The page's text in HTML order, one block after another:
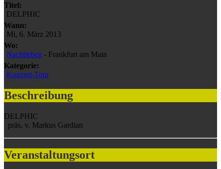
Titel:
DELPHIC
Wann:
Mi, 6. März 2013
Wo:
Nachtleben - Frankfurt am Main
Kategorie:
Konzert-Tour
Beschreibung
DELPHIC
präs. v. Markus Gardian
Veranstaltungsort